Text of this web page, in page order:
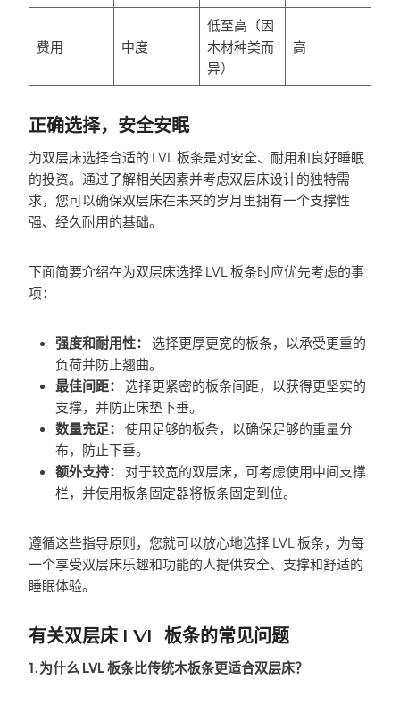
费用 中度
低至高（因
木材种类而
异）
高
正确选择，安全安眠
为双层床选择合适的 LVL 板条是对安全、耐用和良好睡眠
的投资。通过了解相关因素并考虑双层床设计的独特需
求，您可以确保双层床在未来的岁月里拥有一个支撑性
强、经久耐用的基础。
下面简要介绍在为双层床选择 LVL 板条时应优先考虑的事
项：
强度和耐用性：
选择更厚更宽的板条，以承受更重的
负荷并防止翘曲。
最佳间距：
选择更紧密的板条间距，以获得更坚实的
支撑，并防止床垫下垂。
数量充足：
使用足够的板条，以确保足够的重量分
布，防止下垂。
额外支持：
对于较宽的双层床，可考虑使用中间支撑
栏，并使用板条固定器将板条固定到位。
遵循这些指导原则，您就可以放心地选择 LVL 板条，为每
一个享受双层床乐趣和功能的人提供安全、支撑和舒适的
睡眠体验。
有关双层床 LVL 板条的常见问题
1.为什么 LVL 板条比传统木板条更适合双层床？